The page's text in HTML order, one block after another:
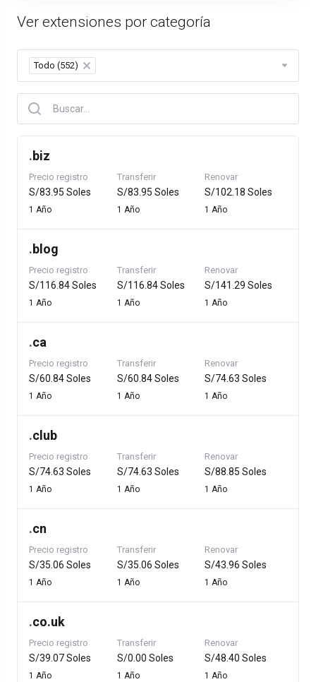
Ver extensiones por categoría
Todo (552) ×
.biz
Precio registro
S/83.95 Soles
1 Año
Transferir
S/83.95 Soles
1 Año
Renovar
S/102.18 Soles
1 Año
.blog
Precio registro
S/116.84 Soles
1 Año
Transferir
S/116.84 Soles
1 Año
Renovar
S/141.29 Soles
1 Año
.ca
Precio registro
S/60.84 Soles
1 Año
Transferir
S/60.84 Soles
1 Año
Renovar
S/74.63 Soles
1 Año
.club
Precio registro
S/74.63 Soles
1 Año
Transferir
S/74.63 Soles
1 Año
Renovar
S/88.85 Soles
1 Año
.cn
Precio registro
S/35.06 Soles
1 Año
Transferir
S/35.06 Soles
1 Año
Renovar
S/43.96 Soles
1 Año
.co.uk
Precio registro
S/39.07 Soles
1 Año
Transferir
S/0.00 Soles
1 Año
Renovar
S/48.40 Soles
1 Año